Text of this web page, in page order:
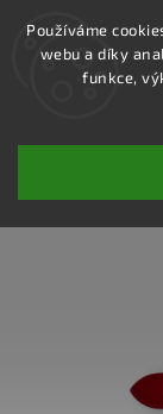
Používáme
webu a díky
funkce,
WB005-18